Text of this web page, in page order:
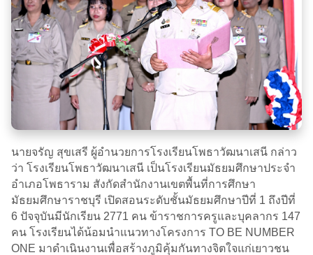
นายจรัญ สุขเสรี ผู้อำนวยการโรงเรียนโพธาวัฒนาเสนี กล่าว
ว่า โรงเรียนโพธาวัฒนาเสนี เป็นโรงเรียนมัธยมศึกษาประจำ
อำเภอโพธาราม สังกัดสำนักงานเขตพื้นที่การศึกษา
มัธยมศึกษาราชบุรี เปิดสอนระดับชั้นมัธยมศึกษาปีที่ 1 ถึงปีที่
6 ปัจจุบันมีนักเรียน 2771 คน ข้าราชการครูและบุคลากร 147
คน โรงเรียนได้น้อมนำแนวทางโครงการ TO BE NUMBER
ONE มาดำเนินงานเพื่อสร้างภูมิคุ้มกันทางจิตใจแก่เยาวชน